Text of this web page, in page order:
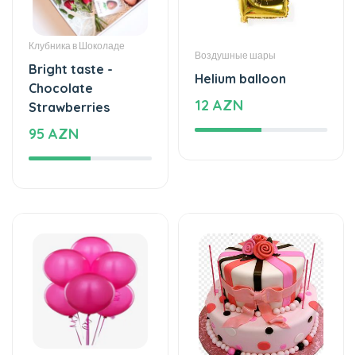
Клубника в Шоколаде
Bright taste -
Chocolate
Strawberries
95 AZN
Воздушные шары
12 AZN
Воздушные шары
Helium balloon
Торты